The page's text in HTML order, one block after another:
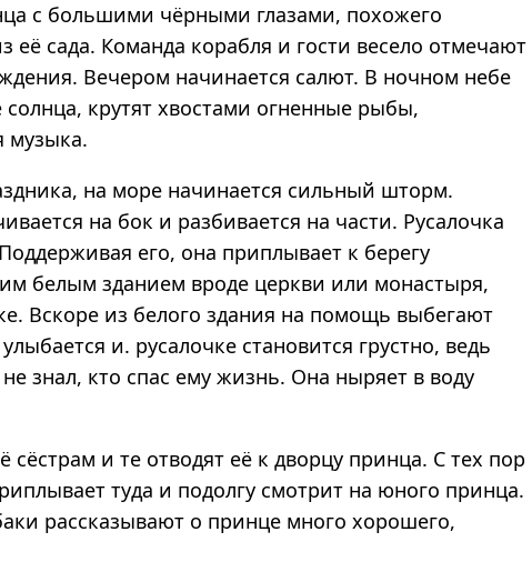
с большими чёрными глазами, похожего
её сада. Команда корабля и гости весело отмечают
Вечером начинается салют. В ночном небе
крутят хвостами огненные рыбы,
музыка.
на море начинается сильный шторм.
на бок и разбивается на части. Русалочка
его, она приплывает к берегу
белым зданием вроде церкви или монастыря,
Вскоре из белого здания на помощь выбегают
и. русалочке становится грустно, ведь
знал, кто спас ему жизнь. Она ныряет в воду
сёстрам и те отводят её к дворцу принца. С тех пор
туда и подолгу смотрит на юного принца.
рассказывают о принце много хорошего,